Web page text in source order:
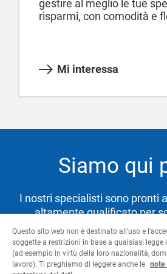
gestire al meglio le tue
risparmi, con comodità e
Mi interessa
Siamo qui
I nostri specialisti sono pronti
altamente qualificato per
necessità e aiutarti a
Contattaci
Questo sito web non è destinato all'uso e
soggette a restrizioni in base a qualsiasi
(ad esempio in virtù della loro nazionalità,
lavoro). Ti preghiamo di leggere anche le note